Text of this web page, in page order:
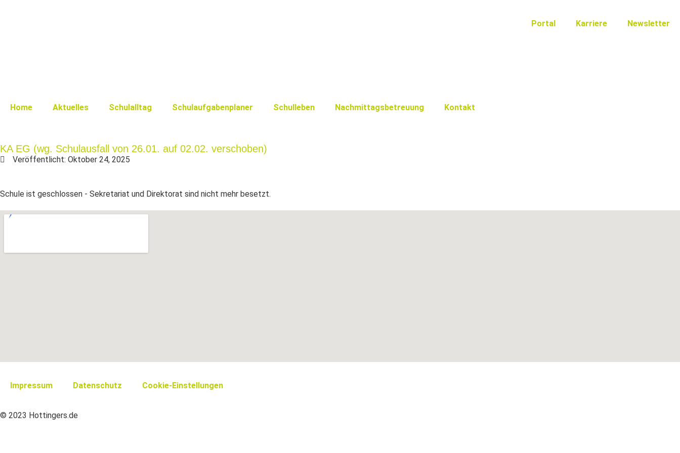
Portal Karriere Newsletter
Home Aktuelles Schulalltag Schulaufgabenplaner Schulleben Nachmittagsbetreuung Kontakt
KA EG (wg. Schulausfall von 26.01. auf 02.02. verschoben)
Veröffentlicht: Oktober 24, 2025
Schule ist geschlossen - Sekretariat und Direktorat sind nicht mehr besetzt.
Impressum Datenschutz Cookie-Einstellungen
© 2023 Hottingers.de